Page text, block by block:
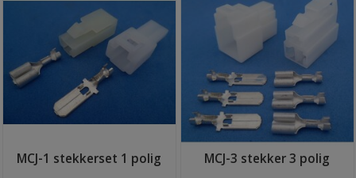
MCJ-1 stekkerset 1 polig MCJ-3 stekker 3 polig